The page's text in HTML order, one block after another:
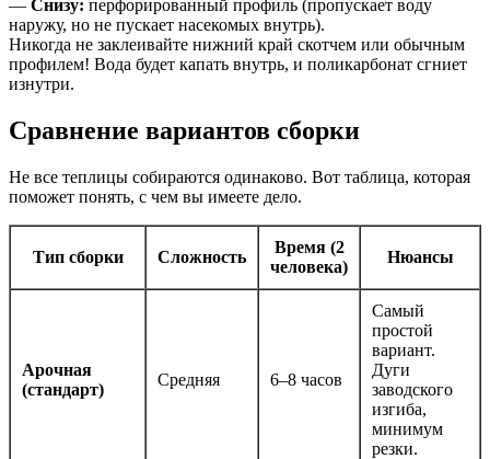
— Снизу: перфорированный профиль (пропускает воду
наружу, но не пускает насекомых внутрь).
Никогда не заклеивайте нижний край скотчем или обычным
профилем! Вода будет капать внутрь, и поликарбонат сгниет
изнутри.
Сравнение вариантов сборки
Не все теплицы собираются одинаково. Вот таблица, которая
поможет понять, с чем вы имеете дело.
Тип сборки Сложность
Время (2
человека)
Нюансы
Арочная
(стандарт)
Средняя 6–8 часов
Самый
простой
вариант.
Дуги
заводского
изгиба,
минимум
резки.